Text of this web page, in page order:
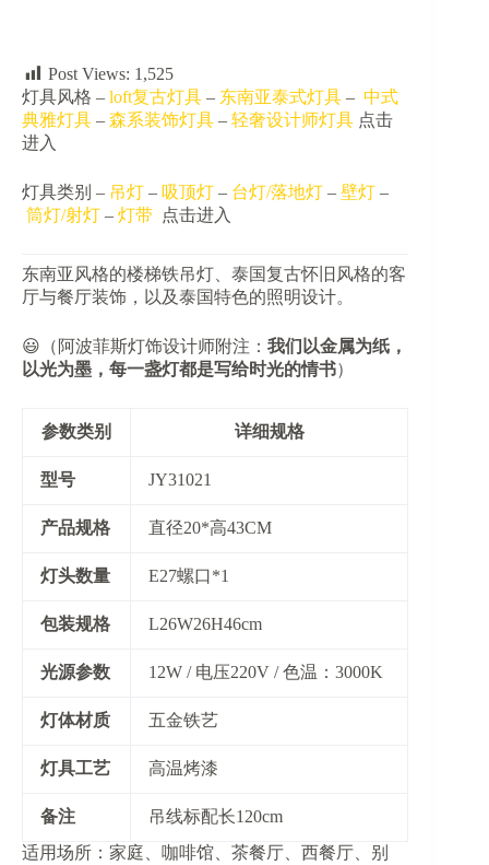
Post Views: 1,525
灯具风格 – loft复古灯具 – 东南亚泰式灯具 – 中式
典雅灯具 – 森系装饰灯具 – 轻奢设计师灯具 点击
进入
灯具类别 – 吊灯 – 吸顶灯 – 台灯/落地灯 – 壁灯 –
筒灯/射灯 – 灯带 点击进入
东南亚风格的楼梯铁吊灯、泰国复古怀旧风格的客
厅与餐厅装饰，以及泰国特色的照明设计。
😃（阿波菲斯灯饰设计师附注：​ ​我们以金属为纸，
以光为墨，每一盏灯都是写给时光的情书​​）
参数类别 详细规格
​型号​ JY31021
​产品规格​ 直径20*高43CM
​灯头数量​ E27螺口*1
​包装规格​ L26W26H46cm
​光源参数​ 12W / 电压220V / 色温：3000K
​灯体材质​ 五金铁艺
​灯具工艺​ 高温烤漆
​备注​
吊线标配长120cm
适用场所：家庭、咖啡馆、茶餐厅、西餐厅、别